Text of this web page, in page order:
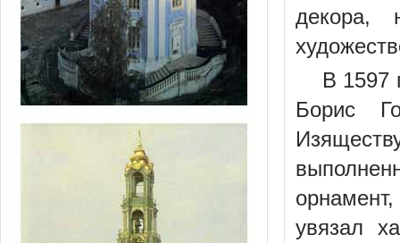
декора,
В 1597
Борис
увязал